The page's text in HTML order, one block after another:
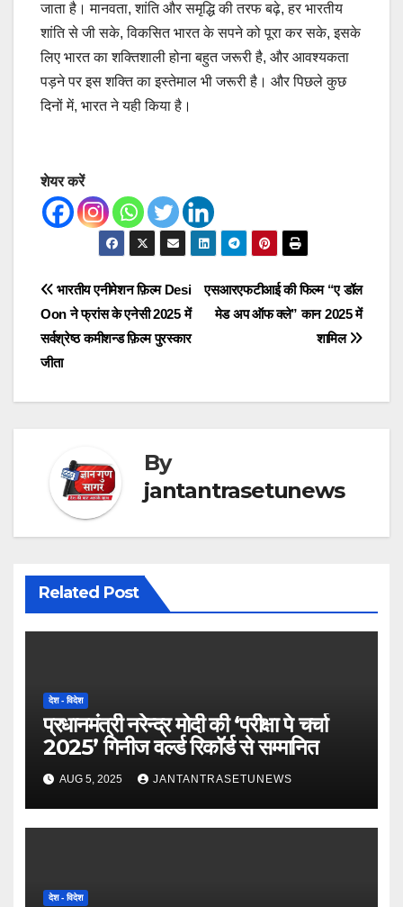
जाता है। मानवता, शांति और समृद्धि की तरफ बढ़े, हर भारतीय
शांति से जी सके, विकसित भारत के सपने को पूरा कर सके, इसके
लिए भारत का शक्तिशाली होना बहुत जरूरी है, और आवश्यकता
पड़ने पर इस शक्ति का इस्तेमाल भी जरूरी है। और पिछले कुछ
दिनों में, भारत ने यही किया है।
शेयर करें
Post
navigation
एसआरएफटीआई की फिल्म “ए डॉल
मेड अप ऑफ क्ले” कान 2025 में
शामिल
भारतीय एनीमेशन फ़िल्म Desi
Oon ने फ्रांस के एनेसी 2025 में
सर्वश्रेष्ठ कमीशन्‍ड फ़िल्म पुरस्कार
जीता
By
jantantrasetunews
Related Post
देश - विदेश
प्रधानमंत्री नरेन्द्र मोदी की ‘परीक्षा पे चर्चा
2025’ गिनीज वर्ल्ड रिकॉर्ड से सम्मानित
AUG 5, 2025 JANTANTRASETUNEWS
देश - विदेश